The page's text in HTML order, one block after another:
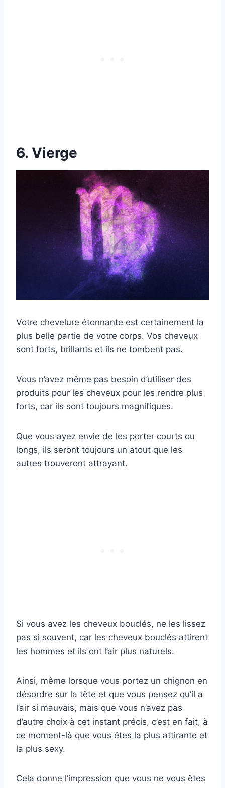
6. Vierge
Votre chevelure étonnante est certainement la
plus belle partie de votre corps. Vos cheveux
sont forts, brillants et ils ne tombent pas.
Vous n’avez même pas besoin d’utiliser des
produits pour les cheveux pour les rendre plus
forts, car ils sont toujours magnifiques.
Que vous ayez envie de les porter courts ou
longs, ils seront toujours un atout que les
autres trouveront attrayant.
Si vous avez les cheveux bouclés, ne les lissez
pas si souvent, car les cheveux bouclés attirent
les hommes et ils ont l’air plus naturels.
Ainsi, même lorsque vous portez un chignon en
désordre sur la tête et que vous pensez qu’il a
l’air si mauvais, mais que vous n’avez pas
d’autre choix à cet instant précis, c’est en fait, à
ce moment-là que vous êtes la plus attirante et
la plus sexy.
Cela donne l’impression que vous ne vous êtes